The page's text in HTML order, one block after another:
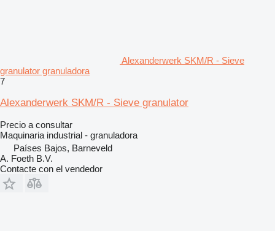
Alexanderwerk SKM/R - Sieve
granulator granuladora
7
Alexanderwerk SKM/R - Sieve granulator
Precio a consultar
Maquinaria industrial - granuladora
Países Bajos, Barneveld
A. Foeth B.V.
Contacte con el vendedor